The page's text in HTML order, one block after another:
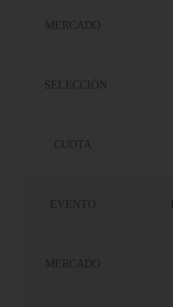
MERCADO
SELECCIÓN
CUOTA
EVENTO
MERCADO